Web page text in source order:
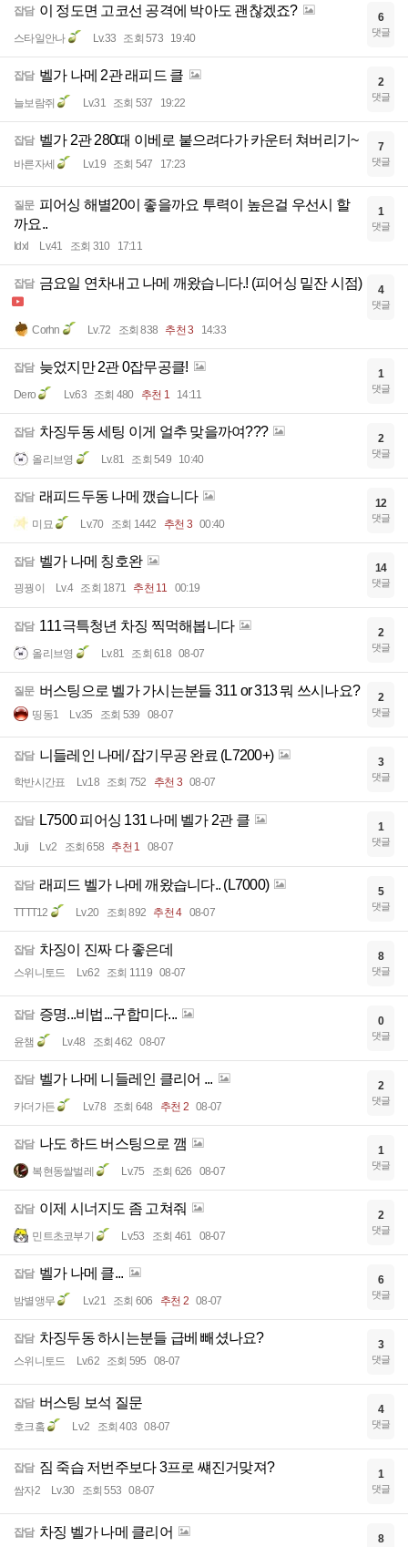
잡담 이 정도면 고코선 공격에 박아도 괜찮겠죠?
스타일안나 Lv.33 조회 573 19:40
6
댓글
잡담 벨가 나메 2관 래피드 클
늘보람쥐 Lv.31 조회 537 19:22
2
댓글
잡담 벨가 2관 280때 이베로 붙으려다가 카운터 쳐버리기~
바른자세 Lv.19 조회 547 17:23
7
댓글
질문 피어싱 해별20이 좋을까요 투력이 높은걸 우선시 할
까요..
Idxl Lv.41 조회 310 17:11
1
댓글
잡담 금요일 연차내고 나메 깨왔습니다.! (피어싱 밑잔 시점)
Corhn Lv.72 조회 838 추천 3 14:33
4
댓글
잡담 늦었지만 2관 0잡무공클!
Dero Lv.63 조회 480 추천 1 14:11
1
댓글
잡담 차징두동 세팅 이게 얼추 맞을까여???
올리브영 Lv.81 조회 549 10:40
2
댓글
잡담 래피드두동 나메 깼습니다
미묘 Lv.70 조회 1442 추천 3 00:40
12
댓글
잡담 벨가 나메 칭호완
끵꿩이 Lv.4 조회 1871 추천 11 00:19
14
댓글
잡담 111극특청년 차징 찍먹해봅니다
올리브영 Lv.81 조회 618 08-07
2
댓글
질문 버스팅으로 벨가 가시는분들 311 or 313 뭐 쓰시나요?
띵동1 Lv.35 조회 539 08-07
2
댓글
잡담 니들레인 나메/ 잡기무공 완료 (L7200+)
학반시간표 Lv.18 조회 752 추천 3 08-07
3
댓글
잡담 L7500 피어싱 131 나메 벨가 2관 클
Juji Lv.2 조회 658 추천 1 08-07
1
댓글
잡담 래피드 벨가 나메 깨왔습니다.. (L7000)
TTTT12 Lv.20 조회 892 추천 4 08-07
5
댓글
잡담 차징이 진짜 다 좋은데
스위니토드 Lv.62 조회 1119 08-07
8
댓글
잡담 증명...비법...구합미다...
윤챔 Lv.48 조회 462 08-07
0
댓글
잡담 벨가 나메 니들레인 클리어 ...
카더가든 Lv.78 조회 648 추천 2 08-07
2
댓글
잡담 나도 하드 버스팅으로 깸
복현동쌀벌레 Lv.75 조회 626 08-07
1
댓글
잡담 이제 시너지도 좀 고쳐줘
민트초코부기 Lv.53 조회 461 08-07
2
댓글
잡담 벨가 나메 클...
밤별앵무 Lv.21 조회 606 추천 2 08-07
6
댓글
잡담 차징두동 하시는분들 급베 빼셨나요?
스위니토드 Lv.62 조회 595 08-07
3
댓글
잡담 버스팅 보석 질문
호크홐 Lv.2 조회 403 08-07
4
댓글
잡담 짐 죽습 저번주보다 3프로 썌진거맞져?
쌈자2 Lv.30 조회 553 08-07
1
댓글
잡담 차징 벨가 나메 클리어 8